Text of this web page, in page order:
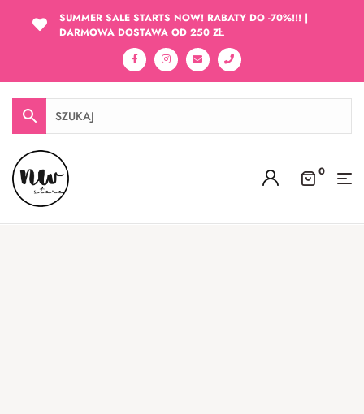
SUMMER SALE STARTS NOW! RABATY DO -70%!!! |
DARMOWA DOSTAWA OD 250 ZŁ
0